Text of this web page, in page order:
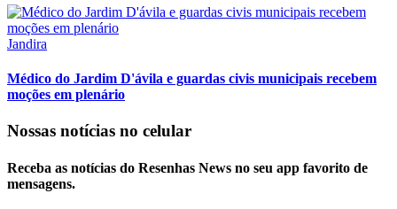
Jandira
Médico do Jardim D'ávila e guardas civis municipais recebem
moções em plenário
Nossas notícias no celular
Receba as notícias do Resenhas News no seu app favorito de
mensagens.